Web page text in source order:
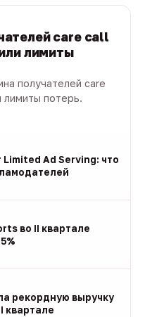
care call
лимиты
получателей care
лимиты потерь.
Ad Serving: что
во II квартале
рекордную выручку
квартале